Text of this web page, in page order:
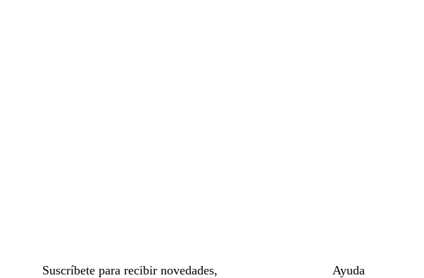
Ayuda
Suscríbete para recibir novedades,